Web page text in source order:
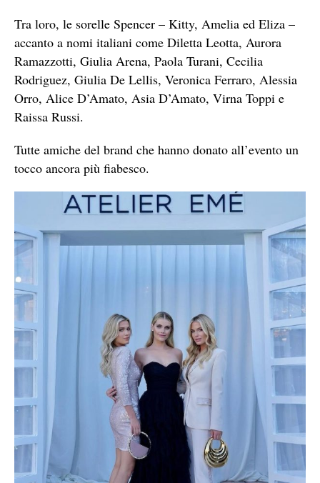
Tra loro, le sorelle Spencer – Kitty, Amelia ed Eliza –
accanto a nomi italiani come Diletta Leotta, Aurora
Ramazzotti, Giulia Arena, Paola Turani, Cecilia
Rodriguez, Giulia De Lellis, Veronica Ferraro, Alessia
Orro, Alice D’Amato, Asia D’Amato, Virna Toppi e
Raissa Russi.
Tutte amiche del brand che hanno donato all’evento un
tocco ancora più fiabesco.